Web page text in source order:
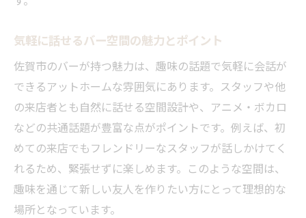
気軽に話せるバー空間の魅力とポイント
佐賀市のバーが持つ魅力は、趣味の話題で気軽に会話が
できるアットホームな雰囲気にあります。スタッフや他
の来店者とも自然に話せる空間設計や、アニメ・ボカロ
などの共通話題が豊富な点がポイントです。例えば、初
めての来店でもフレンドリーなスタッフが話しかけてく
れるため、緊張せずに楽しめます。このような空間は、
趣味を通じて新しい友人を作りたい方にとって理想的な
場所となっています。